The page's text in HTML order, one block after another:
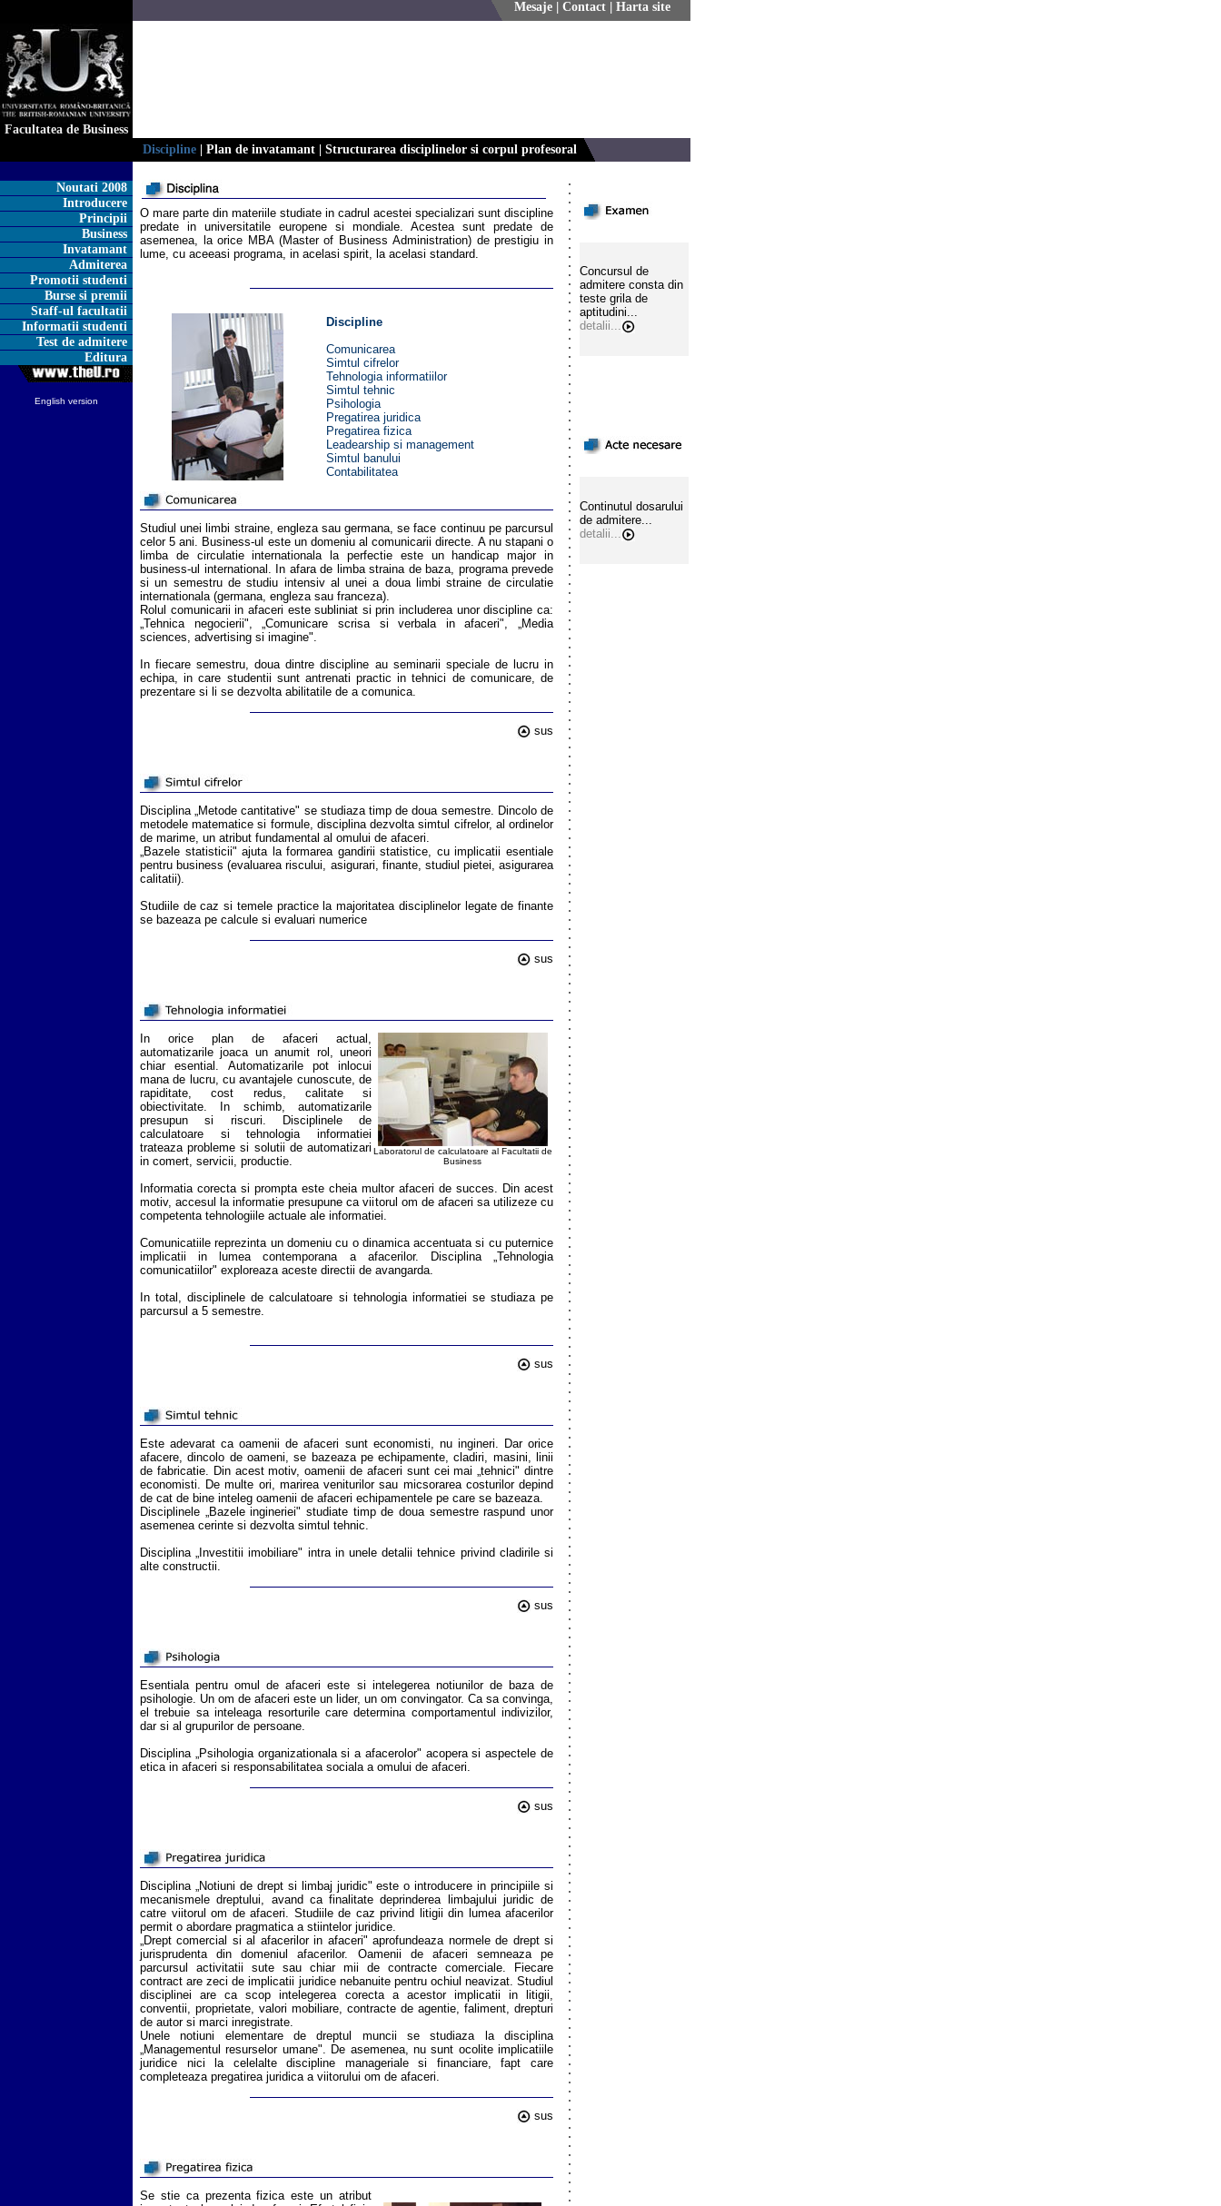
Facultatea de Business
Mesaje| Contact| Harta site
Discipline Plan de invatamant Structurarea disciplinelor si corpul profesoral
Noutati 2008
Introducere
Principii
Business
Invatamant
Admiterea
Promotii studenti
Burse si premii
Staff-ul facultatii
Informatii studenti
Test de admitere
Editura
English version
Concursul de
admitere consta din
teste grila de
aptitudini...
detalii...
Continutul dosarului
de admitere...
detalii...
O mare parte din materiile studiate in cadrul acestei specializari sunt discipline
predate in universitatile europene si mondiale. Acestea sunt predate de
asemenea, la orice MBA (Master of Business Administration) de prestigiu in
lume, cu aceeasi programa, in acelasi spirit, la acelasi standard.
Discipline
Comunicarea
Simtul cifrelor
Tehnologia informatiilor
Simtul tehnic
Psihologia
Pregatirea juridica
Pregatirea fizica
Leadearship si management
Simtul banului
Contabilitatea
Studiul unei limbi straine, engleza sau germana, se face continuu pe parcursul
celor 5 ani. Business-ul este un domeniu al comunicarii directe. A nu stapani o
limba de circulatie internationala la perfectie este un handicap major in
business-ul international. In afara de limba straina de baza, programa prevede
si un semestru de studiu intensiv al unei a doua limbi straine de circulatie
internationala (germana, engleza sau franceza).
Rolul comunicarii in afaceri este subliniat si prin includerea unor discipline ca:
„Tehnica negocierii", „Comunicare scrisa si verbala in afaceri", „Media
sciences, advertising si imagine".
In fiecare semestru, doua dintre discipline au seminarii speciale de lucru in
echipa, in care studentii sunt antrenati practic in tehnici de comunicare, de
prezentare si li se dezvolta abilitatile de a comunica.
sus
Disciplina „Metode cantitative" se studiaza timp de doua semestre. Dincolo de
metodele matematice si formule, disciplina dezvolta simtul cifrelor, al ordinelor
de marime, un atribut fundamental al omului de afaceri.
„Bazele statisticii" ajuta la formarea gandirii statistice, cu implicatii esentiale
pentru business (evaluarea riscului, asigurari, finante, studiul pietei, asigurarea
calitatii).
Studiile de caz si temele practice la majoritatea disciplinelor legate de finante
se bazeaza pe calcule si evaluari numerice
sus
In orice plan de afaceri actual,
automatizarile joaca un anumit rol, uneori
chiar esential. Automatizarile pot inlocui
mana de lucru, cu avantajele cunoscute, de
rapiditate, cost redus, calitate si
obiectivitate. In schimb, automatizarile
presupun si riscuri. Disciplinele de
calculatoare si tehnologia informatiei
trateaza probleme si solutii de automatizari
in comert, servicii, productie.
Laboratorul de calculatoare al Facultatii de
Business
Informatia corecta si prompta este cheia multor afaceri de succes. Din acest
motiv, accesul la informatie presupune ca viitorul om de afaceri sa utilizeze cu
competenta tehnologiile actuale ale informatiei.
Comunicatiile reprezinta un domeniu cu o dinamica accentuata si cu puternice
implicatii in lumea contemporana a afacerilor. Disciplina „Tehnologia
comunicatiilor" exploreaza aceste directii de avangarda.
In total, disciplinele de calculatoare si tehnologia informatiei se studiaza pe
parcursul a 5 semestre.
sus
Este adevarat ca oamenii de afaceri sunt economisti, nu ingineri. Dar orice
afacere, dincolo de oameni, se bazeaza pe echipamente, cladiri, masini, linii
de fabricatie. Din acest motiv, oamenii de afaceri sunt cei mai „tehnici" dintre
economisti. De multe ori, marirea veniturilor sau micsorarea costurilor depind
de cat de bine inteleg oamenii de afaceri echipamentele pe care se bazeaza.
Disciplinele „Bazele ingineriei" studiate timp de doua semestre raspund unor
asemenea cerinte si dezvolta simtul tehnic.
Disciplina „Investitii imobiliare" intra in unele detalii tehnice privind cladirile si
alte constructii.
sus
Esentiala pentru omul de afaceri este si intelegerea notiunilor de baza de
psihologie. Un om de afaceri este un lider, un om convingator. Ca sa convinga,
el trebuie sa inteleaga resorturile care determina comportamentul indivizilor,
dar si al grupurilor de persoane.
Disciplina „Psihologia organizationala si a afacerolor" acopera si aspectele de
etica in afaceri si responsabilitatea sociala a omului de afaceri.
sus
Disciplina „Notiuni de drept si limbaj juridic" este o introducere in principiile si
mecanismele dreptului, avand ca finalitate deprinderea limbajului juridic de
catre viitorul om de afaceri. Studiile de caz privind litigii din lumea afacerilor
permit o abordare pragmatica a stiintelor juridice.
„Drept comercial si al afacerilor in afaceri" aprofundeaza normele de drept si
jurisprudenta din domeniul afacerilor. Oamenii de afaceri semneaza pe
parcursul activitatii sute sau chiar mii de contracte comerciale. Fiecare
contract are zeci de implicatii juridice nebanuite pentru ochiul neavizat. Studiul
disciplinei are ca scop intelegerea corecta a acestor implicatii in litigii,
conventii, proprietate, valori mobiliare, contracte de agentie, faliment, drepturi
de autor si marci inregistrate.
Unele notiuni elementare de dreptul muncii se studiaza la disciplina
„Managementul resurselor umane". De asemenea, nu sunt ocolite implicatiile
juridice nici la celelalte discipline manageriale si financiare, fapt care
completeaza pregatirea juridica a viitorului om de afaceri.
sus
Se stie ca prezenta fizica este un atribut